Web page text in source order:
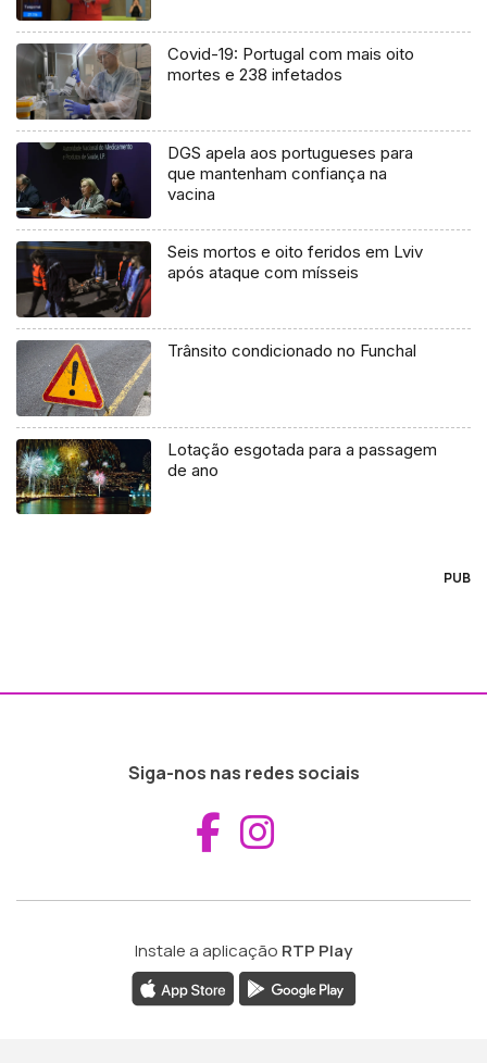
Covid-19: Portugal com mais oito
mortes e 238 infetados
DGS apela aos portugueses para
que mantenham confiança na
vacina
Seis mortos e oito feridos em Lviv
após ataque com mísseis
Trânsito condicionado no Funchal
Lotação esgotada para a passagem
de ano
PUB
Siga-nos nas redes sociais
Aceder ao
Instale a aplicação RTP Play